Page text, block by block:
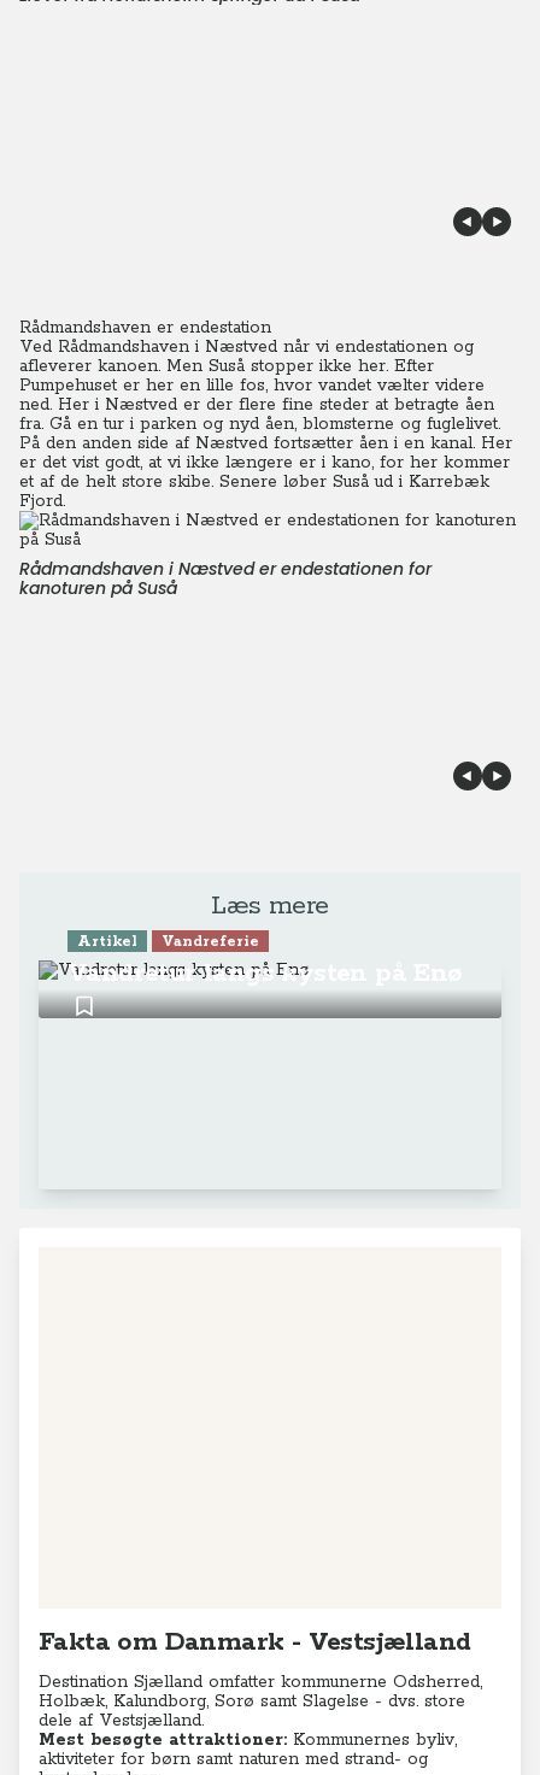
Rådmandshaven er endestation
Ved Rådmandshaven i Næstved når vi endestationen og
afleverer kanoen. Men Suså stopper ikke her. Efter
Pumpehuset er her en lille fos, hvor vandet vælter videre
ned. Her i Næstved er der flere fine steder at betragte åen
fra. Gå en tur i parken og nyd åen, blomsterne og fuglelivet.
På den anden side af Næstved fortsætter åen i en kanal. Her
er det vist godt, at vi ikke længere er i kano, for her kommer
et af de helt store skibe. Senere løber Suså ud i Karrebæk
Fjord.
Rådmandshaven i Næstved er endestationen for
kanoturen på Suså
Læs mere
Artikel Vandreferie
Vandretur langs kysten på Enø
Fakta om Danmark - Vestsjælland
Destination Sjælland omfatter kommunerne Odsherred,
Holbæk, Kalundborg, Sorø samt Slagelse - dvs. store
dele af Vestsjælland.
Mest besøgte attraktioner: Kommunernes byliv,
aktiviteter for børn samt naturen med strand- og